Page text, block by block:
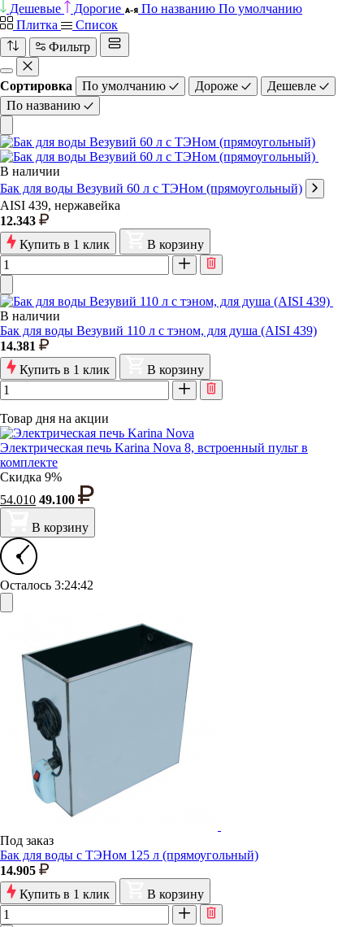
Дешевые
Дорогие По названию По умолчанию
Плитка
Список
Фильтр
Сортировка По умолчанию Дороже
Дешевле
По названию
В наличии
Бак для воды Везувий 60 л с ТЭНом (прямоугольный)
AISI 439, нержавейка
12.343
Купить в 1 клик
В корзину
В наличии
Бак для воды Везувий 110 л с тэном, для душа (AISI 439)
14.381
Купить в 1 клик
В корзину
Товар дня на акции
Электрическая печь Karina Nova 8, встроенный пульт в
комплекте
Скидка 9%
54.010 49.100
В корзину
Осталось 3:24:42
Под заказ
Бак для воды с ТЭНом 125 л (прямоугольный)
14.905
Купить в 1 клик
В корзину